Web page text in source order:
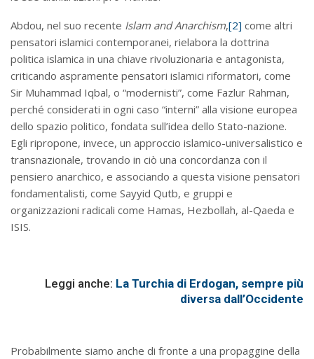
Abdou, nel suo recente Islam and Anarchism,[2] come altri
pensatori islamici contemporanei, rielabora la dottrina
politica islamica in una chiave rivoluzionaria e antagonista,
criticando aspramente pensatori islamici riformatori, come
Sir Muhammad Iqbal, o “modernisti”, come Fazlur Rahman,
perché considerati in ogni caso “interni” alla visione europea
dello spazio politico, fondata sull’idea dello Stato-nazione.
Egli ripropone, invece, un approccio islamico-universalistico e
transnazionale, trovando in ciò una concordanza con il
pensiero anarchico, e associando a questa visione pensatori
fondamentalisti, come Sayyid Qutb, e gruppi e
organizzazioni radicali come Hamas, Hezbollah, al-Qaeda e
ISIS.
Leggi anche: La Turchia di Erdogan, sempre più
diversa dall’Occidente
Probabilmente siamo anche di fronte a una propaggine della